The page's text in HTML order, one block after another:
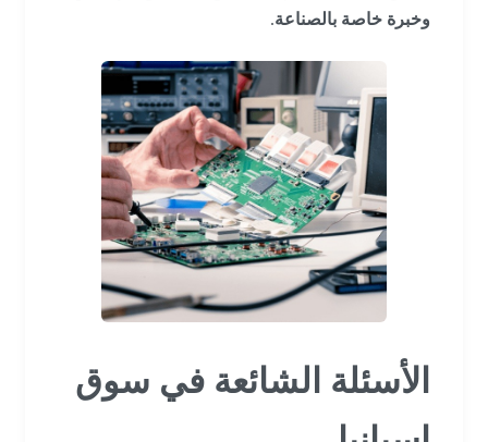
وخبرة خاصة بالصناعة.
الأسئلة الشائعة في سوق